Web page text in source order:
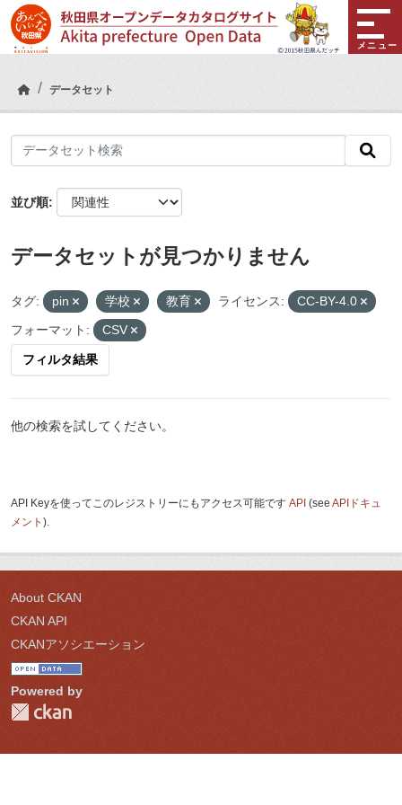
Skip to main content
メニュー
データセット
並び順
データセットが見つかりません
タグ: pin 学校 教育 ライセンス:
CC-BY-4.0
フォーマット:
CSV
フィルタ結果
他の検索を試してください。
API Keyを使ってこのレジストリーにもアクセス可能です API (see APIドキュ
メント ).
About CKAN
CKAN API
CKANアソシエーション
Powered by